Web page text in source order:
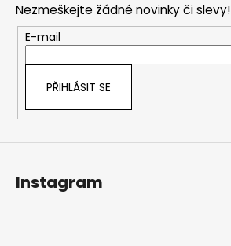
Nezmeškejte žádné novinky či slevy!
E-mail
PŘIHLÁSIT SE
Instagram